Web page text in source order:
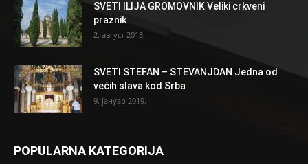
SVETI ILIJA GROMOVNIK Veliki crkveni
praznik
2. август 2018.
SVETI STEFAN – STEVANJDAN Jedna od
većih slava kod Srba
9. јануар 2019.
POPULARNA KATEGORIJA